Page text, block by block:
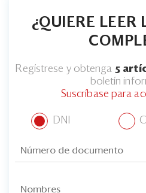
¿QUIERE LEER
Regístrese y obtenga 5
boletín
Suscríbase para
DNI